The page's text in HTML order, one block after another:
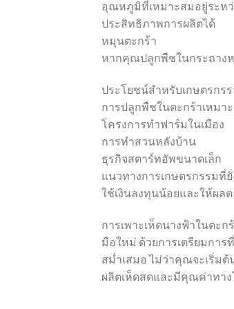
อุณหภูมิที่เหมาะสมอยู่ระหว่
ประสิทธิภาพการผลิตได้
หมุนตะกร้า
หากคุณปลูกพืชในกระถางห
ประโยชน์สำหรับเกษตรกร
การปลูกพืชในตะกร้าเหมา
โครงการทำฟาร์มในเมือง
การทำสวนหลังบ้าน
ธุรกิจสตาร์ทอัพขนาดเล็ก
แนวทางการเกษตรกรรมที่
ใช้เงินลงทุนน้อยและให้ผล
การเพาะเห็ดนางฟ้าในตะ
มือใหม่ ด้วยการเตรียมกา
สม่ำเสมอ ไม่ว่าคุณจะเริ่ม
ผลิตเห็ดสดและมีคุณค่าทา